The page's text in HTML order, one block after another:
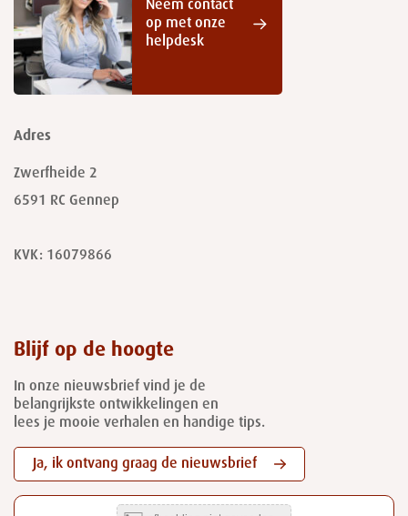
Neem contact
op met onze
helpdesk
Adres
Zwerfheide 2
6591 RC Gennep
KVK: 16079866
Blijf op de hoogte
In onze nieuwsbrief vind je de
belangrijkste ontwikkelingen en
lees je mooie verhalen en handige tips.
Ja, ik ontvang graag de nieuwsbrief